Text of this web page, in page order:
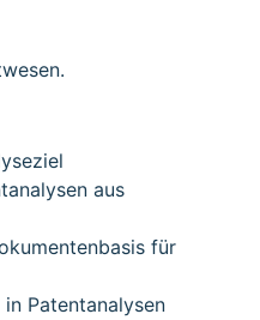
aus
für
Patentanalysen